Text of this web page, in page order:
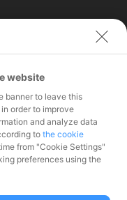
website
banner to leave this
order to improve
and analyze data
to the cookie
from "Cookie Settings"
preferences using the